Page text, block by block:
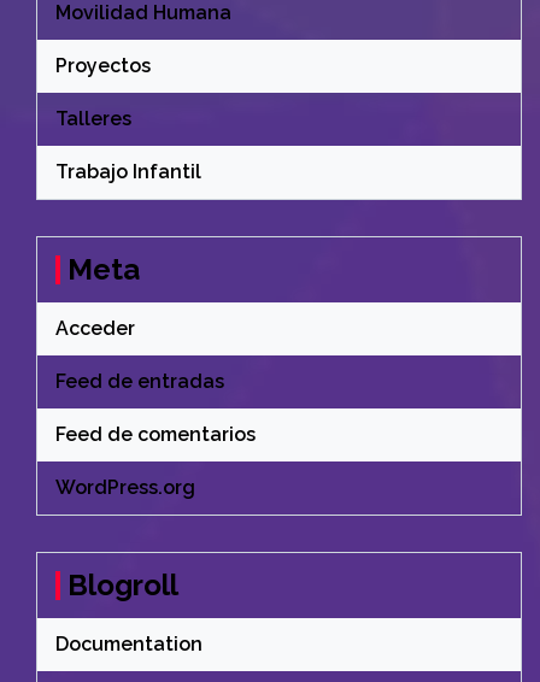
Movilidad Humana
Proyectos
Talleres
Trabajo Infantil
Meta
Acceder
Feed de entradas
Feed de comentarios
WordPress.org
Blogroll
Documentation